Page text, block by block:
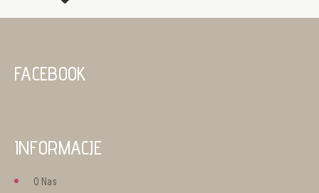
FACEBOOK
INFORMACJE
O Nas